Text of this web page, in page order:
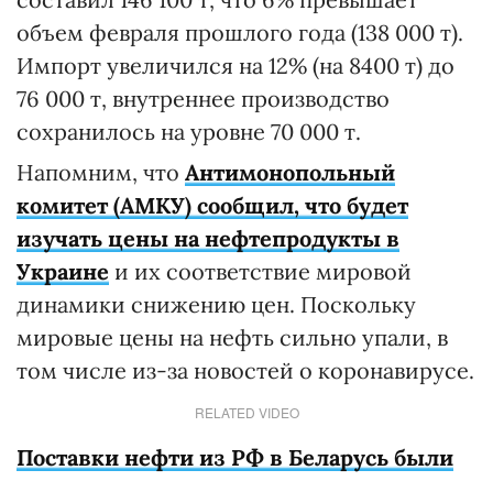
объем февраля прошлого года (138 000 т).
Импорт увеличился на 12% (на 8400 т) до
76 000 т, внутреннее производство
сохранилось на уровне 70 000 т.
Напомним, что Антимонопольный
комитет (АМКУ) сообщил, что будет
изучать цены на нефтепродукты в
Украине и их соответствие мировой
динамики снижению цен. Поскольку
мировые цены на нефть сильно упали, в
том числе из-за новостей о коронавирусе.
RELATED VIDEO
Поставки нефти из РФ в Беларусь были